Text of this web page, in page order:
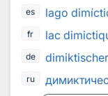
es lago
fr lac
de
ru